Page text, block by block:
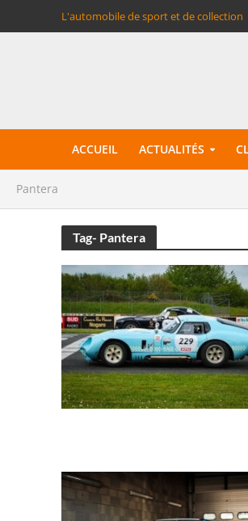
L'automobile de sport et de collection
ACCUEIL ACTUALITÉS
Pantera
Tag- Pantera